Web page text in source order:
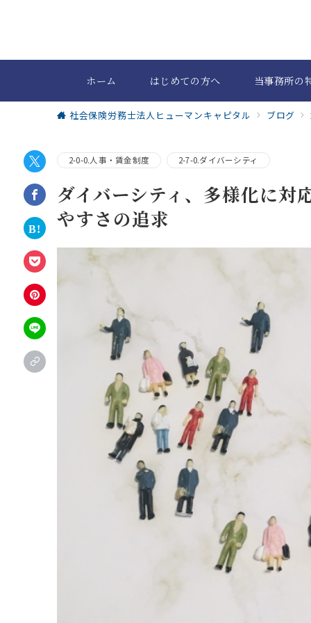
ホーム はじめての方へ 当事務所の
社会保険労務士法人ヒューマンキャピタル ブログ
2-0-0.人事・賃金制度 2-7-0.ダイバーシティ
ダイバーシティ、多様化に対
やすさの追求